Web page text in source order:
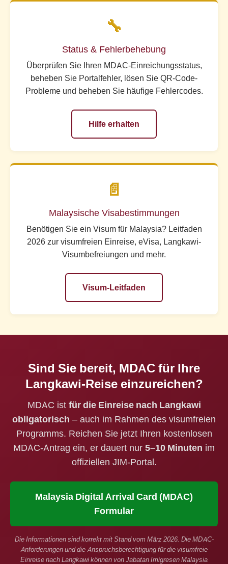
🔧
Status & Fehlerbehebung
Überprüfen Sie Ihren MDAC-Einreichungsstatus,
beheben Sie Portalfehler, lösen Sie QR-Code-
Probleme und beheben Sie häufige Fehlercodes.
Hilfe erhalten
📄
Malaysische Visabestimmungen
Benötigen Sie ein Visum für Malaysia? Leitfaden
2026 zur visumfreien Einreise, eVisa, Langkawi-
Visumbefreiungen und mehr.
Visum-Leitfaden
Sind Sie bereit, MDAC für Ihre
Langkawi-Reise einzureichen?
MDAC ist für die Einreise nach Langkawi
obligatorisch – auch im Rahmen des visumfreien
Programms. Reichen Sie jetzt Ihren kostenlosen
MDAC-Antrag ein, er dauert nur 5–10 Minuten im
offiziellen JIM-Portal.
Malaysia Digital Arrival Card (MDAC)
Formular
Die Informationen sind korrekt mit Stand vom März 2026. Die MDAC-
Anforderungen und die Anspruchsberechtigung für die visumfreie
Einreise nach Langkawi können von Jabatan Imigresen Malaysia